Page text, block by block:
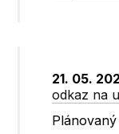
21. 05.
odkaz na